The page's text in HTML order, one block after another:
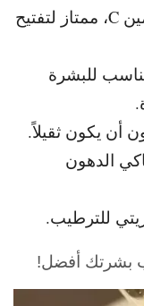
زيت بذور ثمر الورد: غني بفيتامين C، ممتاز لتفتيح
للبشرة
أن يكون ثقيلاً.
الدهون
زيتي للترطيب.
بشرتك أفضل!